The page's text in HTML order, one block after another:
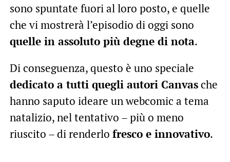
sono spuntate fuori al loro posto, e quelle
che vi mostrerà l’episodio di oggi sono
quelle in assoluto più degne di nota.
Di conseguenza, questo è uno speciale
dedicato a tutti quegli autori Canvasche
hanno saputo ideare un webcomic a tema
natalizio, nel tentativo – più o meno
riuscito – di renderlo fresco e innovativo.